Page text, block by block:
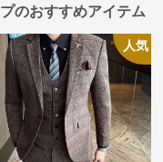
のおすすめアイテム
人気